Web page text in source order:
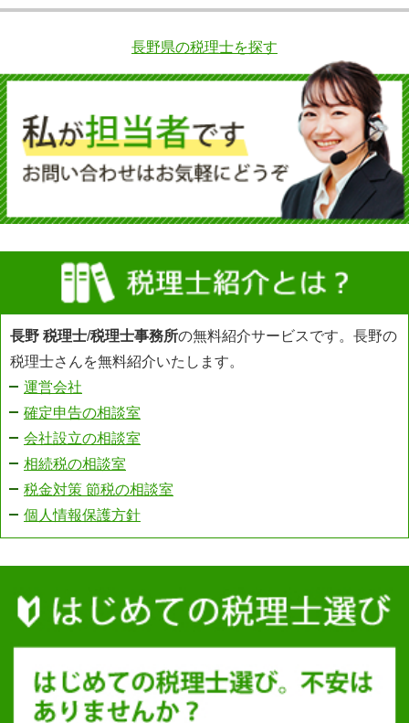
長野県の税理士を探す
長野 税理士/税理士事務所の無料紹介サービスです。長野の
税理士さんを無料紹介いたします。
運営会社
確定申告の相談室
会社設立の相談室
相続税の相談室
税金対策 節税の相談室
個人情報保護方針